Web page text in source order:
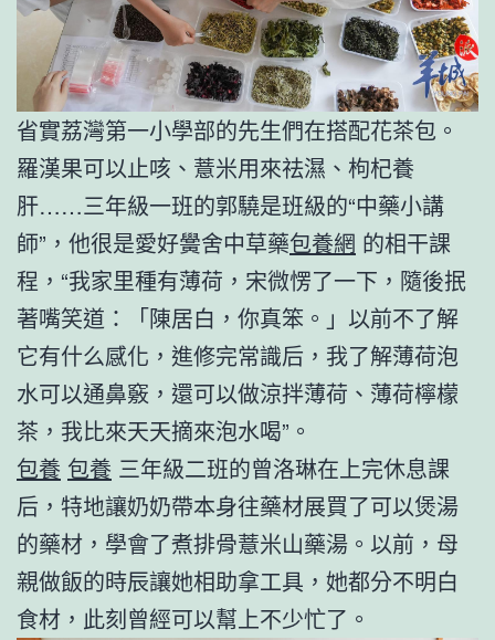
省實荔灣第一小學部的先生們在搭配花茶包。
羅漢果可以止咳、薏米用來祛濕、枸杞養
肝……三年級一班的郭驍是班級的“中藥小講
師”，他很是愛好黌舍中草藥包養網 的相干課
程，“我家里種有薄荷，宋微愣了一下，隨後抿
著嘴笑道：「陳居白，你真笨。」以前不了解
它有什么感化，進修完常識后，我了解薄荷泡
水可以通鼻竅，還可以做涼拌薄荷、薄荷檸檬
茶，我比來天天摘來泡水喝”。
包養 包養 三年級二班的曾洛琳在上完休息課
后，特地讓奶奶帶本身往藥材展買了可以煲湯
的藥材，學會了煮排骨薏米山藥湯。以前，母
親做飯的時辰讓她相助拿工具，她都分不明白
食材，此刻曾經可以幫上不少忙了。